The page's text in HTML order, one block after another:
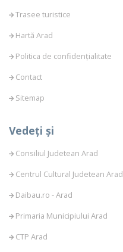
Trasee turistice
Hartă Arad
Politica de confidențialitate
Contact
Sitemap
Vedeți și
Consiliul Judetean Arad
Centrul Cultural Judetean Arad
Daibau.ro - Arad
Primaria Municipiului Arad
CTP Arad